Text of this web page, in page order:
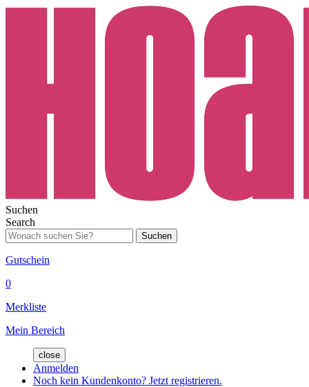
Suchen
Search
Suchen
Gutschein
0
Merkliste
Mein Bereich
close
Anmelden
Noch kein Kundenkonto? Jetzt registrieren.